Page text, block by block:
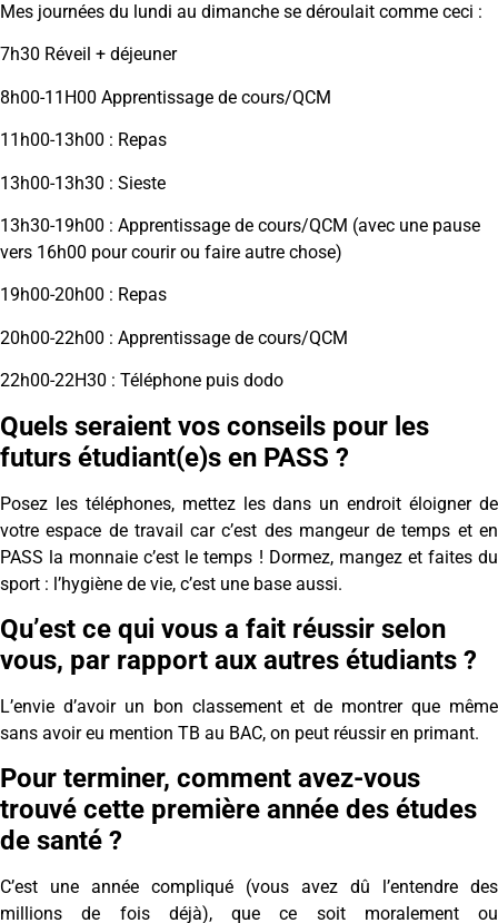
Mes journées du lundi au dimanche se déroulait comme ceci :
7h30 Réveil + déjeuner
8h00-11H00 Apprentissage de cours/QCM
11h00-13h00 : Repas
13h00-13h30 : Sieste
13h30-19h00 : Apprentissage de cours/QCM (avec une pause
vers 16h00 pour courir ou faire autre chose)
19h00-20h00 : Repas
20h00-22h00 : Apprentissage de cours/QCM
22h00-22H30 : Téléphone puis dodo
Quels seraient vos conseils pour les
futurs étudiant(e)s en PASS ?
Posez les téléphones, mettez les dans un endroit éloigner de
votre espace de travail car c’est des mangeur de temps et en
PASS la monnaie c’est le temps ! Dormez, mangez et faites du
sport : l’hygiène de vie, c’est une base aussi.
Qu’est ce qui vous a fait réussir selon
vous, par rapport aux autres étudiants ?
L’envie d’avoir un bon classement et de montrer que même
sans avoir eu mention TB au BAC, on peut réussir en primant.
Pour terminer, comment avez-vous
trouvé cette première année des études
de santé ?
C’est une année compliqué (vous avez dû l’entendre des
millions de fois déjà), que ce soit moralement ou